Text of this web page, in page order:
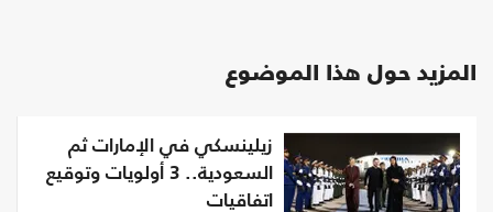
المزيد حول هذا الموضوع
زيلينسكي في الإمارات ثم
السعودية.. 3 أولويات وتوقيع
اتفاقيات